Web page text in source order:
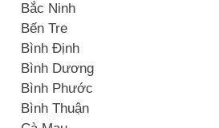
Bắc Ninh
Bến Tre
Bình Định
Bình Dương
Bình Phước
Bình Thuận